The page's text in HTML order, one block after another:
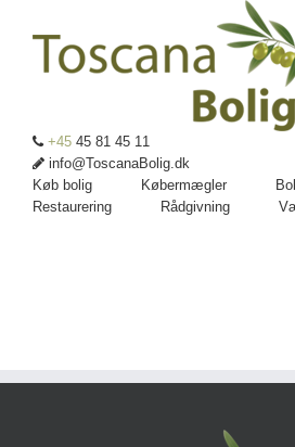
+45 45 81 45 11
info@ToscanaBolig.dk
Køb bolig
Købermægler
Restaurering
Rådgivning